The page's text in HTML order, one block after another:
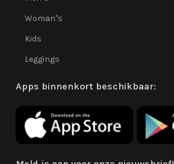
Woman''s
Kids
Leggings
Apps binnenkort beschikbaar: